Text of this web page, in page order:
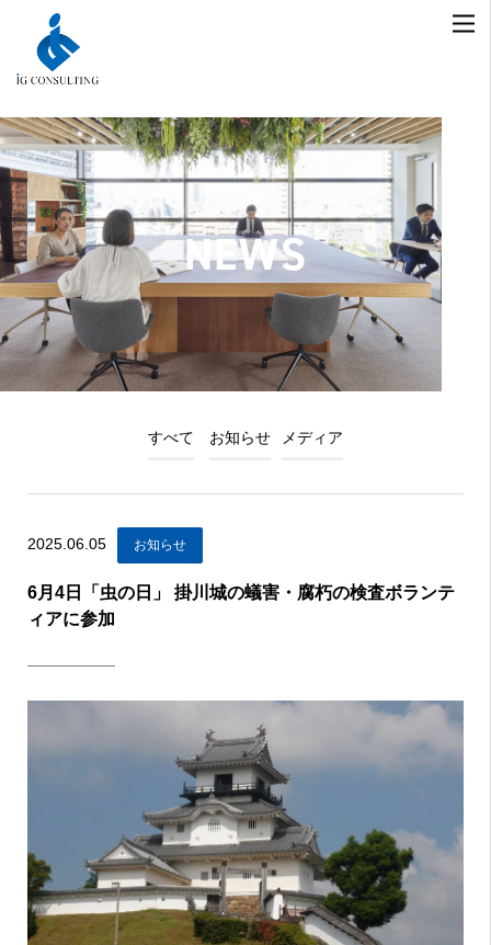
NEWS
すべて お知らせ メディア
2025.06.05 お知らせ
6月4日「虫の日」 掛川城の蟻害・腐朽の検査ボランテ
ィアに参加